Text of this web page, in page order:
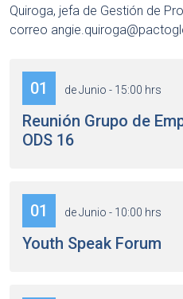
Quiroga, jefa de Gestión de
correo
01 de Junio - 15:00 hrs
Reunión Grupo de
ODS 16
01 de Junio - 10:00 hrs
Youth Speak Forum